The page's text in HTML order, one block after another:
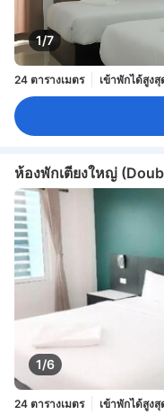
1/7
24 ตารางเมตร เข้าพักได้สูง
ห้องพักเตียงใหญ่
1/6
24 ตารางเมตร เข้าพักได้สูง